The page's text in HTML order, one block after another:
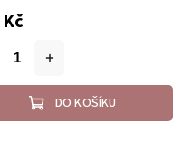
DO KOŠÍKU